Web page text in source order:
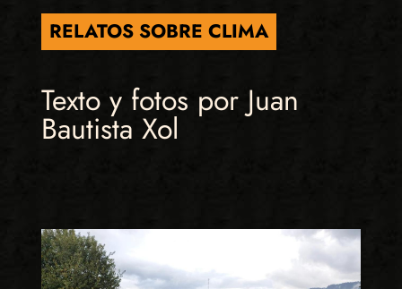
RELATOS SOBRE CLIMA
Texto y fotos por Juan
Bautista Xol